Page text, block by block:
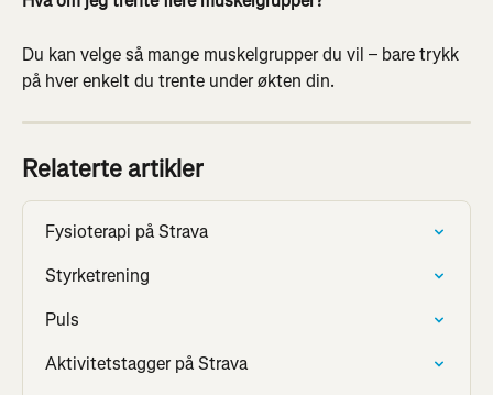
Du kan velge så mange muskelgrupper du vil – bare trykk
på hver enkelt du trente under økten din.
Relaterte artikler
Fysioterapi på Strava
Styrketrening
Puls
Aktivitetstagger på Strava